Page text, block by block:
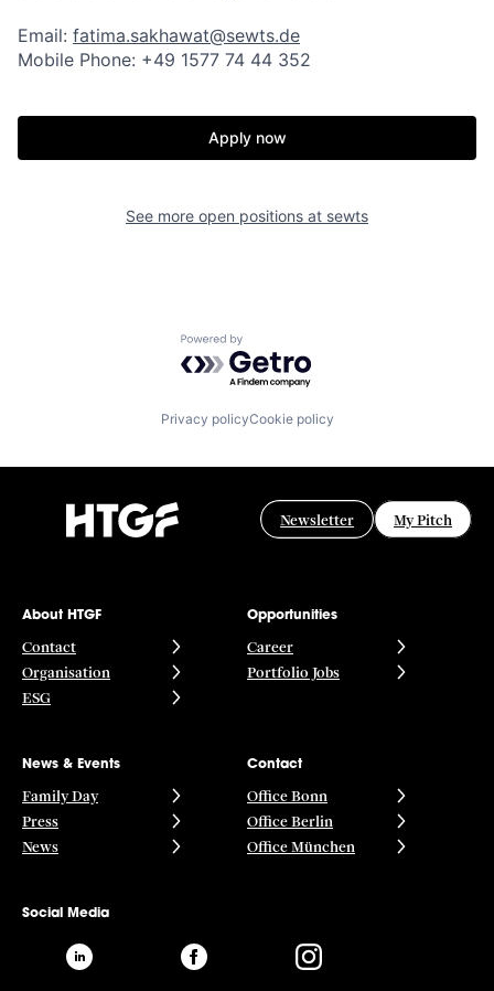
Email: fatima.sakhawat@sewts.de
Mobile Phone: +49 1577 74 44 352
Apply now
See more open positions at sewts
Powered by Getro.com
Privacy policyCookie policy
Newsletter My Pitch
About HTGF
Contact
Organisation
ESG
Opportunities
Career
Portfolio Jobs
News & Events
Family Day
Press
News
Contact
Office Bonn
Office Berlin
Office München
Social Media